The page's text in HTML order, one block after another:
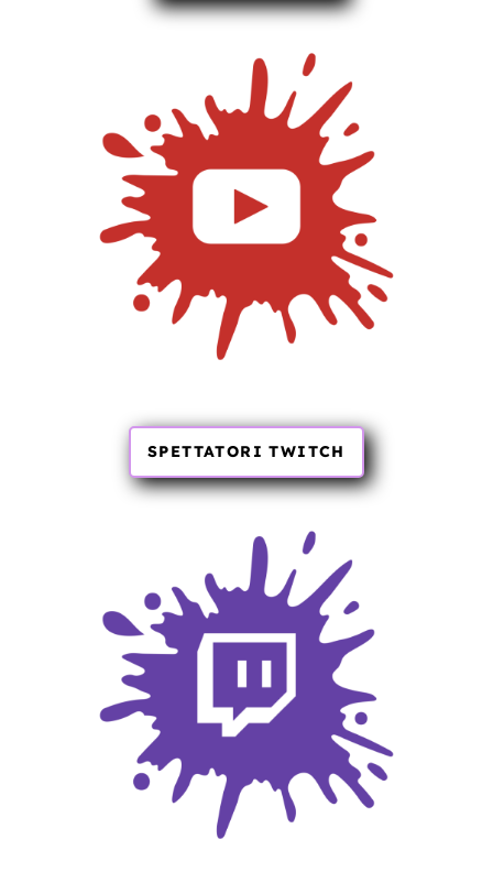
SPETTATORI TWITCH